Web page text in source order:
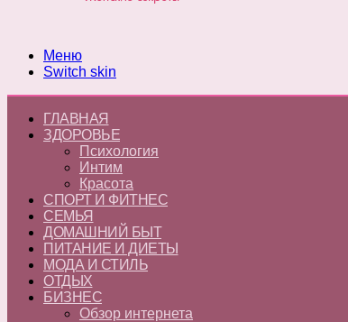
Меню
Switch skin
ГЛАВНАЯ
ЗДОРОВЬЕ
Психология
Интим
Красота
СПОРТ И ФИТНЕС
СЕМЬЯ
ДОМАШНИЙ БЫТ
ПИТАНИЕ И ДИЕТЫ
МОДА И СТИЛЬ
ОТДЫХ
БИЗНЕС
Обзор интернета